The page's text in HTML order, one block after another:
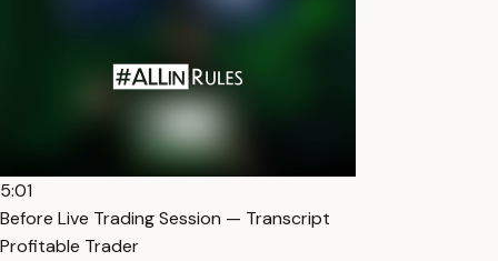
5:01
Before Live Trading Session — Transcript
Profitable Trader